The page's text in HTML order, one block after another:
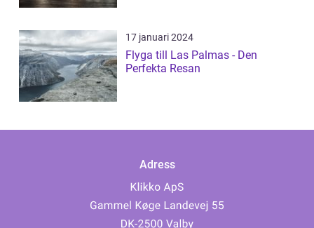
17 januari 2024
Flyga till Las Palmas - Den
Perfekta Resan
Adress